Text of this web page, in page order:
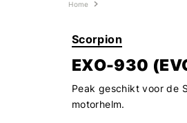
Home
Scorpion
EXO-930
Peak geschikt voor de
motorhelm.